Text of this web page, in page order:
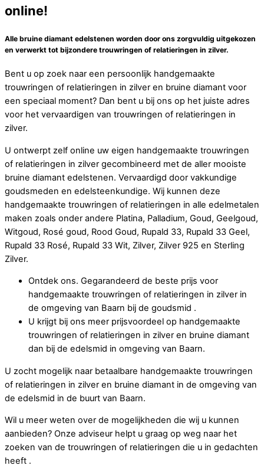
online!
Alle bruine diamant edelstenen worden door ons zorgvuldig uitgekozen
en verwerkt tot bijzondere trouwringen of relatieringen in zilver.
Bent u op zoek naar een persoonlijk handgemaakte
trouwringen of relatieringen in zilver en bruine diamant voor
een speciaal moment? Dan bent u bij ons op het juiste adres
voor het vervaardigen van trouwringen of relatieringen in
zilver.
U ontwerpt zelf online uw eigen handgemaakte trouwringen
of relatieringen in zilver gecombineerd met de aller mooiste
bruine diamant edelstenen. Vervaardigd door vakkundige
goudsmeden en edelsteenkundige. Wij kunnen deze
handgemaakte trouwringen of relatieringen in alle edelmetalen
maken zoals onder andere Platina, Palladium, Goud, Geelgoud,
Witgoud, Rosé goud, Rood Goud, Rupald 33, Rupald 33 Geel,
Rupald 33 Rosé, Rupald 33 Wit, Zilver, Zilver 925 en Sterling
Zilver.
Ontdek ons. Gegarandeerd de beste prijs voor
handgemaakte trouwringen of relatieringen in zilver in
de omgeving van Baarn bij de goudsmid .
U krijgt bij ons meer prijsvoordeel op handgemaakte
trouwringen of relatieringen in zilver en bruine diamant
dan bij de edelsmid in omgeving van Baarn.
U zocht mogelijk naar betaalbare handgemaakte trouwringen
of relatieringen in zilver en bruine diamant in de omgeving van
de edelsmid in de buurt van Baarn.
Wil u meer weten over de mogelijkheden die wij u kunnen
aanbieden? Onze adviseur helpt u graag op weg naar het
zoeken van de trouwringen of relatieringen die u in gedachten
heeft .